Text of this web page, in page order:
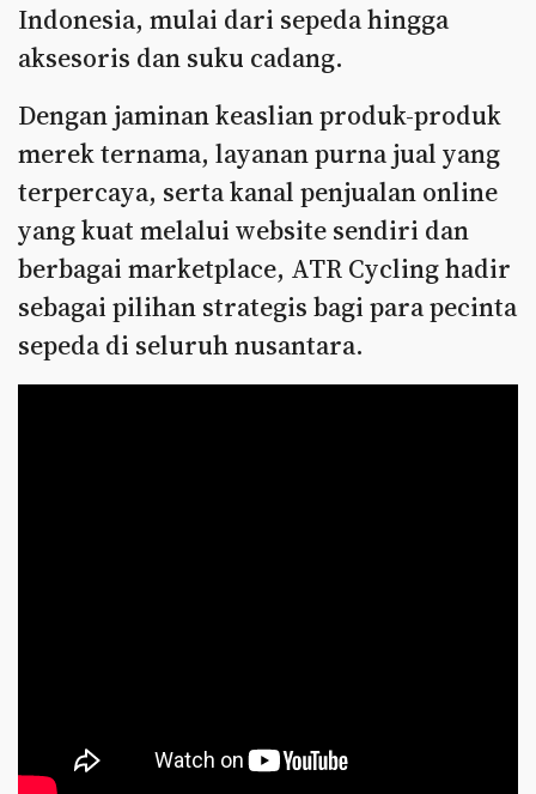
Indonesia, mulai dari sepeda hingga
aksesoris dan suku cadang.
Dengan jaminan keaslian produk-produk
merek ternama, layanan purna jual yang
terpercaya, serta kanal penjualan online
yang kuat melalui website sendiri dan
berbagai marketplace, ATR Cycling hadir
sebagai pilihan strategis bagi para pecinta
sepeda di seluruh nusantara.